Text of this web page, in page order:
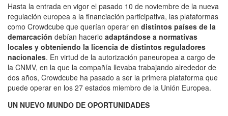
Hasta la entrada en vigor el pasado 10 de noviembre de la nueva
regulación europea a la financiación participativa, las plataformas
como Crowdcube que querían operar en distintos países de la
demarcación debían hacerlo adaptándose a normativas
locales y obteniendo la licencia de distintos reguladores
nacionales. En virtud de la autorización paneuropea a cargo de
la CNMV, en la que la compañía llevaba trabajando alrededor de
dos años, Crowdcube ha pasado a ser la primera plataforma que
puede operar en los 27 estados miembro de la Unión Europea.
UN NUEVO MUNDO DE OPORTUNIDADES